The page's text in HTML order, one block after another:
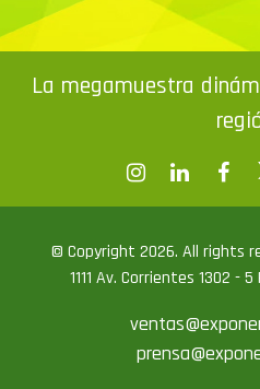
La megamuestra
© Copyright 2026. All rights
1111 Av. Corrientes 1302 -